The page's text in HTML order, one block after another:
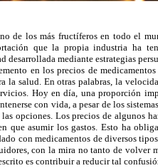
de los más fructíferos en todo el
que la propia industria ha
desarrollada mediante estrategias
en los precios de
la salud. En otras palabras, la
Hoy en día, una proporción
con vida, a pesar de los
opciones. Los precios de algunos
asumir los gastos. Esto ha
con medicamentos de diversos
con la mira no tanto de volver
es contribuir a reducir tal